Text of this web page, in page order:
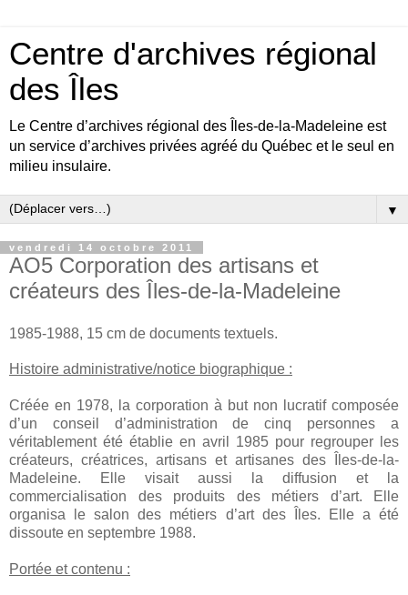
Centre d'archives régional
des Îles
Le Centre d’archives régional des Îles-de-la-Madeleine est
un service d’archives privées agréé du Québec et le seul en
milieu insulaire.
▼
vendredi 14 octobre 2011
AO5 Corporation des artisans et
créateurs des Îles-de-la-Madeleine
1985-1988, 15 cm de documents textuels.
Histoire administrative/notice biographique :
Créée en 1978, la corporation à but non lucratif composée
d’un conseil d’administration de cinq personnes a
véritablement été établie en avril 1985 pour regrouper les
créateurs, créatrices, artisans et artisanes des Îles-de-la-
Madeleine. Elle visait aussi la diffusion et la
commercialisation des produits des métiers d’art. Elle
organisa le salon des métiers d’art des Îles. Elle a été
dissoute en septembre 1988.
Portée et contenu :